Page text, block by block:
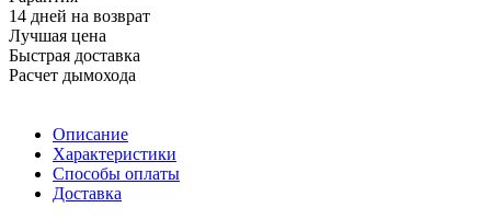
14 дней на возврат
Лучшая цена
Быстрая доставка
Расчет дымохода
Описание
Характеристики
Способы оплаты
Доставка